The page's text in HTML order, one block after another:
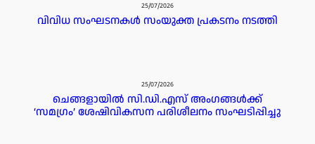
25/07/2026
വിവിധ സംഘടനകൾ സംയുക്ത പ്രകടനം നടത്തി
25/07/2026
ചെങ്ങളായിൽ സി.ഡി.എസ് അംഗങ്ങൾക്ക്
‘സമഗ്രം’ ശേഷിവികസന പരിശീലനം സംഘടിപ്പിച്ചു